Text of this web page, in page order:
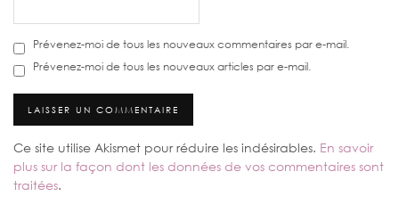
Prévenez-moi de tous les nouveaux commentaires par e-mail.
Prévenez-moi de tous les nouveaux articles par e-mail.
Ce site utilise Akismet pour réduire les indésirables. En savoir
plus sur la façon dont les données de vos commentaires sont
traitées.